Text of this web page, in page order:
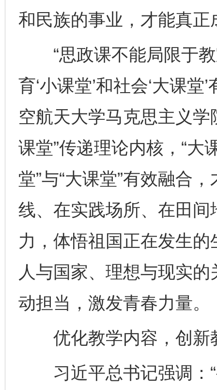
和民族的事业，才能真正
“思政课不能局限于教
育‘小课堂’和社会‘大课
空航天大学马克思主义
课堂”传递理论内核，“大
堂”与“大课堂”有效融合
线、在实践场所、在田
力，体悟祖国正在发生
人与国家、理想与现实
动担当，激发青春力量。
优化教学内容，创新
习近平总书记强调：“